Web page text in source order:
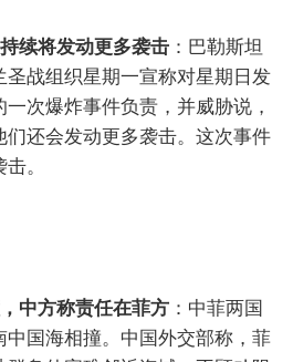
续将发动更多袭击 ：巴勒斯坦
战组织星期一宣称对星期日发
次爆炸事件负责，并威胁说，
还会发动更多袭击。这次事件
。
中方称责任在菲方 ：中菲两国
国海相撞。中国外交部称，菲